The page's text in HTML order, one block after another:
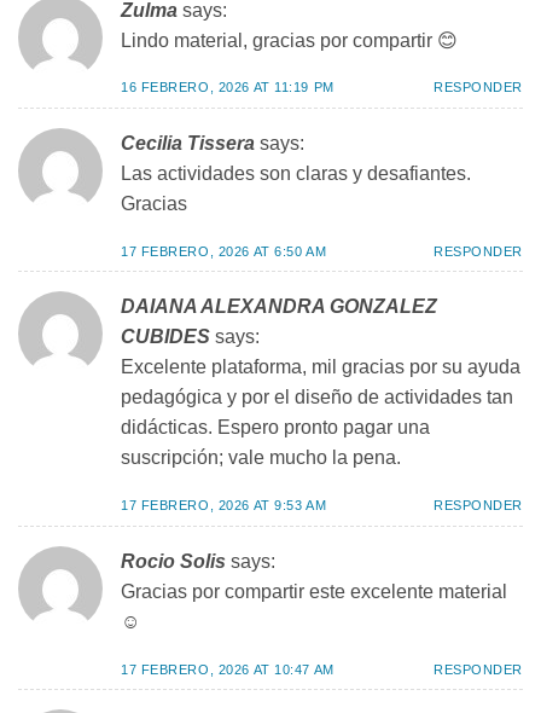
Zulma says:
Lindo material, gracias por compartir 😊
16 FEBRERO, 2026 AT 11:19 PM RESPONDER
Cecilia Tissera says:
Las actividades son claras y desafiantes.
Gracias
17 FEBRERO, 2026 AT 6:50 AM RESPONDER
DAIANA ALEXANDRA GONZALEZ
CUBIDES says:
Excelente plataforma, mil gracias por su ayuda
pedagógica y por el diseño de actividades tan
didácticas. Espero pronto pagar una
suscripción; vale mucho la pena.
17 FEBRERO, 2026 AT 9:53 AM RESPONDER
Rocio Solis says:
Gracias por compartir este excelente material
☺️
17 FEBRERO, 2026 AT 10:47 AM RESPONDER